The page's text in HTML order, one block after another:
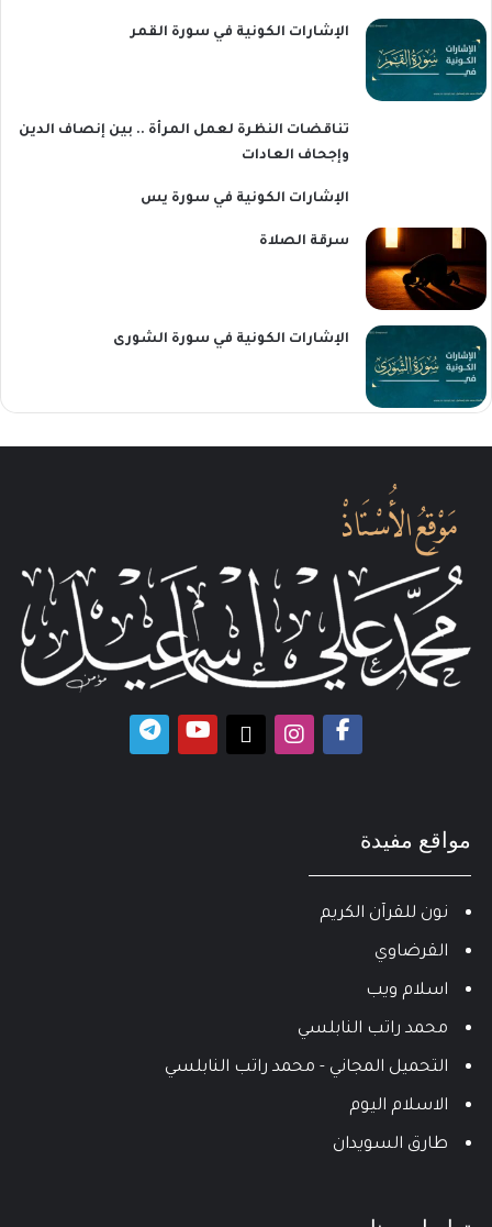
الإشارات الكونية في سورة القمر
تناقضات النظرة لعمل المرأة .. بين إنصاف الدين
وإجحاف العادات
الإشارات الكونية في سورة يس
سرقة الصلاة
الإشارات الكونية في سورة الشورى
مواقع مفيدة
نون للقرآن الكريم
القرضاوي
اسلام ويب
محمد راتب النابلسي
التحميل المجاني - محمد راتب النابلسي
الاسلام اليوم
طارق السويدان